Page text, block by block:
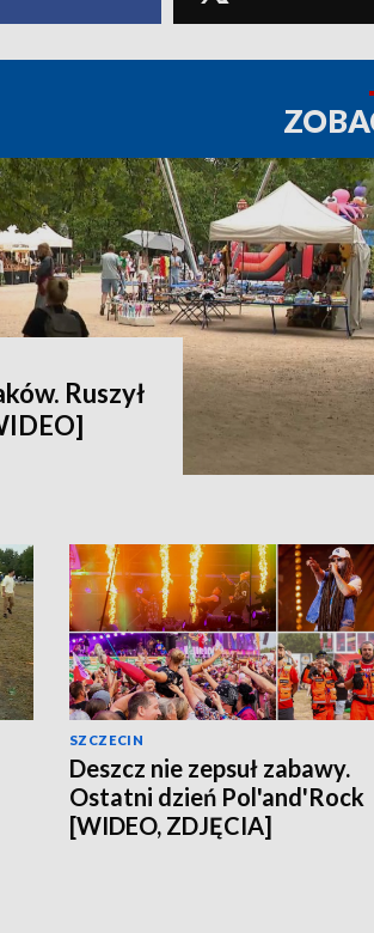
Ruszył
SZCZECIN
Deszcz nie zepsuł zabawy.
Ostatni dzień Pol'and'Rock
[WIDEO, ZDJĘCIA]